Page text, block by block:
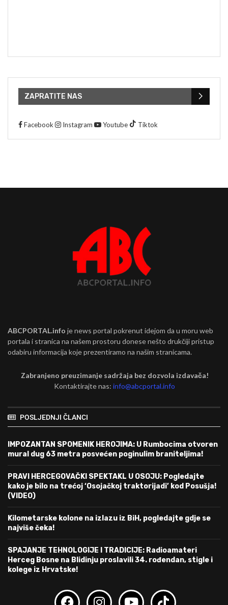
ZAPRATITE NAS
Facebook Instagram Youtube Tiktok
ABCPORTAL.info je news portal pokrenut idejom da u moru web
portala i stranica na našem prostoru donese nešto drukčiji pristup
odabiru informacija koje prezentiramo na našim stranicama.
Zabranjeno preuzimanje sadržaja bez dozvola izdavača!
Kontaktirajte nas:info@abcportal.info
POSLJEDNJI ČLANCI
IMPOZANTAN SPOMENIK HEROJIMA: U Rumbocima otvoren
mural dug 63 metra posvećen poginulim braniteljima!
PRAVI HERCEGOVAČKI SPEKTAKL U OSOJU: Pogledajte
kako je bilo na trećoj ‘Osojačkoj traktorijadi’ kod Posušja!
(VIDEO)
Kilometarske kolone na izlazu iz BiH, pogledajte gdje se
najviše čeka!
SPAJANJE TEHNOLOGIJE I TRADICIJE: Radioamateri
Herceg Bosne na Blidinju proslavili 34. rođendan, stigle i
kolege iz Hrvatske!